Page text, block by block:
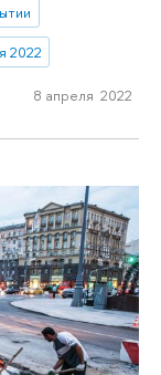
2022
8 апреля 2022